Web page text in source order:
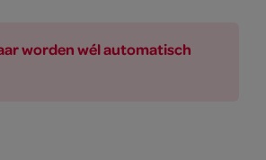
worden wél automatisch